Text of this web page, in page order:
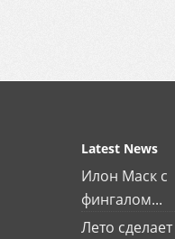
Latest News
Илон Маск с
фингалом...
Лето